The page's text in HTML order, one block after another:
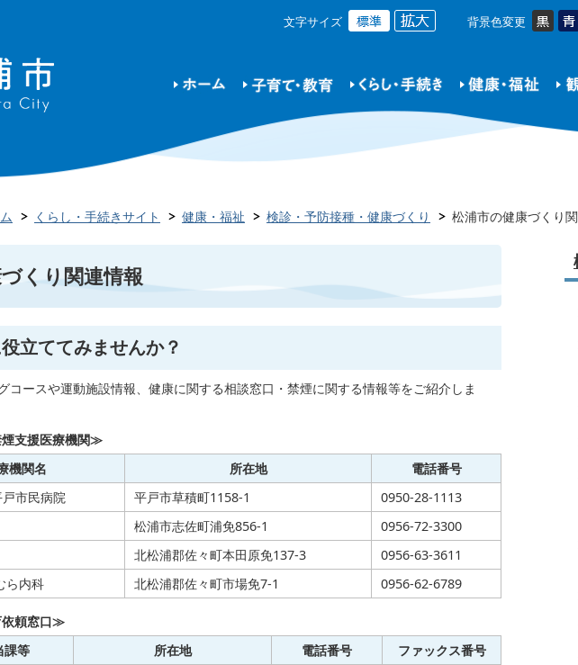
文字サイズ 背景色変更
くらし・手続きサイト 健康・福祉 検診・予防接種・健康づくり 松浦市の健康づくり
くり関連情報
立ててみませんか？
コースや運動施設情報、健康に関する相談窓口・禁煙に関する情報等をご紹介しま
支援医療機関≫
機関名
所在地
電話番号
市民病院 平戸市草積町1158-1
0950-28-1113
松浦市志佐町浦免856-1
0956-72-3300
北松浦郡佐々町本田原免137-3
0956-63-3611
ら内科 北松浦郡佐々町市場免7-1 0956-62-6789
頼窓口≫
課等
所在地 電話番号
ファックス番号